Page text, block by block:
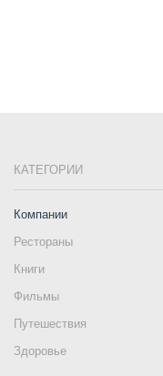
КАТЕГОРИИ
Компании
Рестораны
Книги
Фильмы
Путешествия
Здоровье